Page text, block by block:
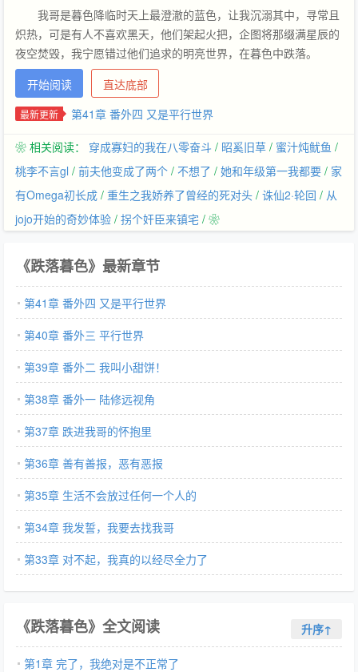
我哥是暮色降临时天上最澄澈的蓝色，让我沉溺其中，寻常且
炽热，可是有人不喜欢黑天，他们架起火把，企图将那缀满星辰的
夜空焚毁，我宁愿错过他们追求的明亮世界，在暮色中跌落。
开始阅读
直达底部
最新更新 第41章 番外四 又是平行世界
❀ 相关阅读： 穿成寡妇的我在八零奋斗 / 昭奚旧草 / 蜜汁炖鱿鱼 /
桃李不言gl / 前夫他变成了两个 / 不想了 / 她和年级第一我都要 / 家
有Omega初长成 / 重生之我娇养了曾经的死对头 / 诛仙2·轮回 / 从
jojo开始的奇妙体验 / 拐个奸臣来镇宅 / ❀
《跌落暮色》最新章节
第41章 番外四 又是平行世界
第40章 番外三 平行世界
第39章 番外二 我叫小甜饼！
第38章 番外一 陆修远视角
第37章 跌进我哥的怀抱里
第36章 善有善报，恶有恶报
第35章 生活不会放过任何一个人的
第34章 我发誓，我要去找我哥
第33章 对不起，我真的以经尽全力了
《跌落暮色》全文阅读 升序↑
第1章 完了，我绝对是不正常了